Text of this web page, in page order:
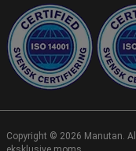
Copyright © 2026 Manutan.